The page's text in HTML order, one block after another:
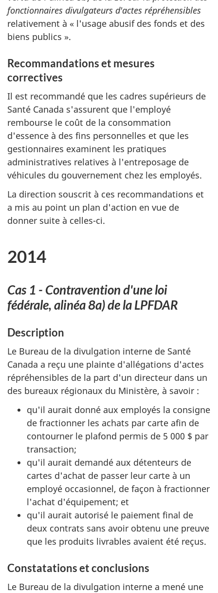
fonctionnaires divulgateurs d'actes répréhensibles
relativement à « l'usage abusif des fonds et des
biens publics ».
Recommandations et mesures
correctives
Il est recommandé que les cadres supérieurs de
Santé Canada s'assurent que l'employé
rembourse le coût de la consommation
d'essence à des fins personnelles et que les
gestionnaires examinent les pratiques
administratives relatives à l'entreposage de
véhicules du gouvernement chez les employés.
La direction souscrit à ces recommandations et
a mis au point un plan d'action en vue de
donner suite à celles-ci.
2014
Cas 1 - Contravention d'une loi
fédérale, alinéa 8a) de la LPFDAR
Description
Le Bureau de la divulgation interne de Santé
Canada a reçu une plainte d'allégations d'actes
répréhensibles de la part d'un directeur dans un
des bureaux régionaux du Ministère, à savoir :
qu'il aurait donné aux employés la consigne
de fractionner les achats par carte afin de
contourner le plafond permis de 5 000 $ par
transaction;
qu'il aurait demandé aux détenteurs de
cartes d'achat de passer leur carte à un
employé occasionnel, de façon à fractionner
l'achat d'équipement; et
qu'il aurait autorisé le paiement final de
deux contrats sans avoir obtenu une preuve
que les produits livrables avaient été reçus.
Constatations et conclusions
Le Bureau de la divulgation interne a mené une